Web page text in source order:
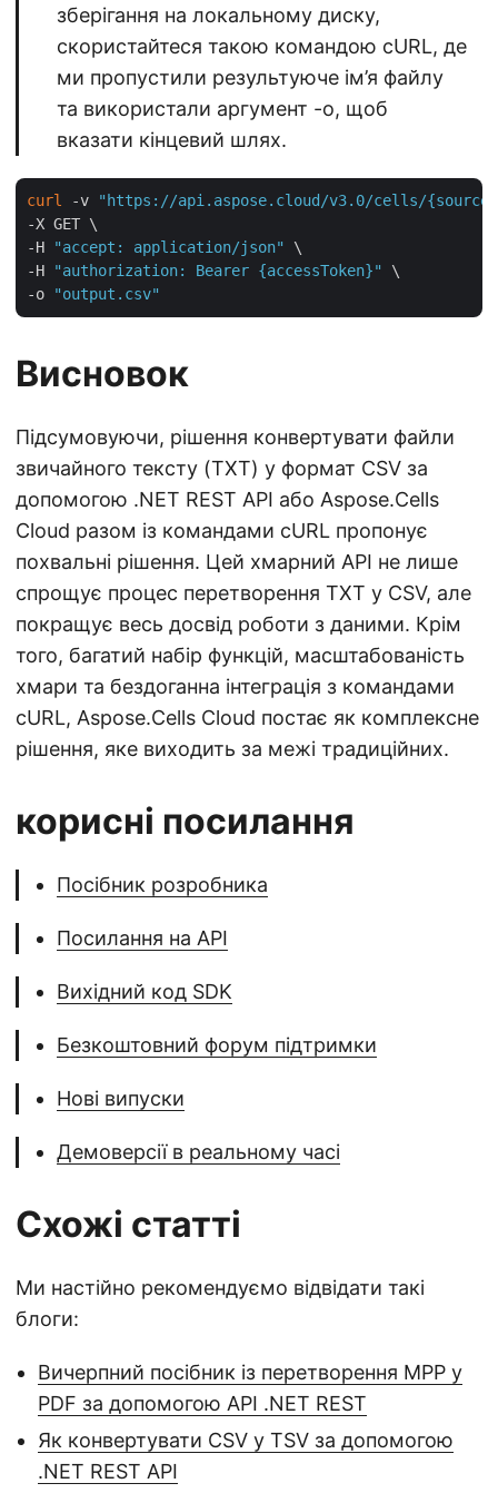
зберігання на локальному диску,
скористайтеся такою командою cURL, де
ми пропустили результуюче ім’я файлу
та використали аргумент -o, щоб
вказати кінцевий шлях.
curl -v
"https://api.aspose.cloud/v3.0/cells/
-X GET \
-H
"accept: application/json"
\
-H
"authorization: Bearer {accessToken}"
\
-o
"output.csv"
Висновок
Підсумовуючи, рішення конвертувати файли
звичайного тексту (TXT) у формат CSV за
допомогою .NET REST API або Aspose.Cells
Cloud разом із командами cURL пропонує
похвальні рішення. Цей хмарний API не лише
спрощує процес перетворення TXT у CSV, але
покращує весь досвід роботи з даними. Крім
того, багатий набір функцій, масштабованість
хмари та бездоганна інтеграція з командами
cURL, Aspose.Cells Cloud постає як комплексне
рішення, яке виходить за межі традиційних.
корисні посилання
Посібник розробника
Посилання на API
Вихідний код SDK
Безкоштовний форум підтримки
Нові випуски
Демоверсії в реальному часі
Схожі статті
Ми настійно рекомендуємо відвідати такі
блоги:
Вичерпний посібник із перетворення MPP у
PDF за допомогою API .NET REST
Як конвертувати CSV у TSV за допомогою
.NET REST API